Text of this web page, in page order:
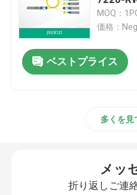
光トランシーバーモジュ
メラノックスのネットワ
Mellanoxの光学トランシ
MOQ：
価格：
ベストプライス
多くを見
メッ
折り返しご連